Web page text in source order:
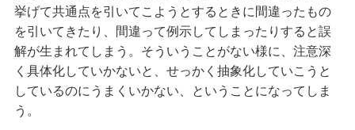
挙げて共通点を引いてこようとするときに間違ったもの
を引いてきたり、間違って例示してしまったりすると誤
解が生まれてしまう。そういうことがない様に、注意深
く具体化していかないと、せっかく抽象化していこうと
しているのにうまくいかない、ということになってしま
う。